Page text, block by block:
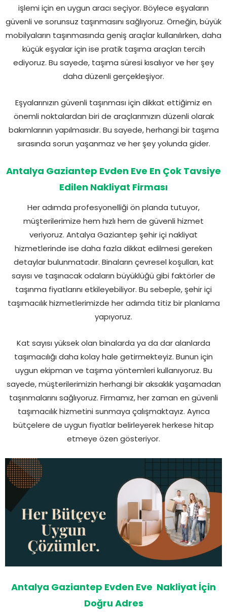
işlemi için en uygun aracı seçiyor. Böylece eşyaların
güvenli ve sorunsuz taşınmasını sağlıyoruz. Örneğin, büyük
mobilyaların taşınmasında geniş araçlar kullanılırken, daha
küçük eşyalar için ise pratik taşıma araçları tercih
ediyoruz. Bu sayede, taşıma süresi kısalıyor ve her şey
daha düzenli gerçekleşiyor.
Eşyalarınızın güvenli taşınması için dikkat ettiğimiz en
önemli noktalardan biri de araçlarımızın düzenli olarak
bakımlarının yapılmasıdır. Bu sayede, herhangi bir taşıma
sırasında sorun yaşanmaz ve her şey yolunda gider.
Antalya Gaziantep Evden Eve En Çok Tavsiye
Edilen Nakliyat Firması
Her adımda profesyonelliği ön planda tutuyor,
müşterilerimize hem hızlı hem de güvenli hizmet
veriyoruz. Antalya Gaziantep şehir içi nakliyat
hizmetlerinde ise daha fazla dikkat edilmesi gereken
detaylar bulunmatadır. Binaların çevresel koşulları, kat
sayısı ve taşınacak odaların büyüklüğü gibi faktörler de
taşınma fiyatlarını etkileyebiliyor. Bu sebeple, şehir içi
taşımacılık hizmetlerimizde her adımda titiz bir planlama
yapıyoruz.
Kat sayısı yüksek olan binalarda ya da dar alanlarda
taşımacılığı daha kolay hale getirmekteyiz. Bunun için
uygun ekipman ve taşıma yöntemleri kullanıyoruz. Bu
sayede, müşterilerimizin herhangi bir aksaklık yaşamadan
taşınmalarını sağlıyoruz. Firmamız, her zaman en güvenli
taşımacılık hizmetini sunmaya çalışmaktayız. Ayrıca
bütçelere de uygun fiyatlar belirleyerek herkese hitap
etmeye özen gösteriyor.
Antalya Gaziantep Evden Eve Nakliyat İçin
Doğru Adres